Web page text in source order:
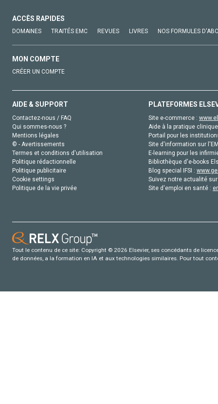
ACCÈS RAPIDES
DOMAINES TRAITÉS EMC REVUES LIVRES NOS FORMULES
MON COMPTE
CRÉER UN COMPTE
AIDE & SUPPORT
Contactez-nous / FAQ
Qui sommes-nous ?
Mentions légales
© - Avertissements
Termes et conditions d'utilisation
Politique rédactionnelle
Politique publicitaire
Cookie settings
Politique de la vie privée
PLATEFORMES
Site e-commerce :
Aide à la pratique
Portail pour les
Site d'information sur
E-learning pour les
Bibliothèque d'e-books
Blog special IFSI :
Suivez notre actualité
Site d'emploi en santé :
Tout le contenu de ce site: Copyright © 2026 Elsevier, ses concédants de
de données, a la formation en IA et aux technologies similaires. Pour tout